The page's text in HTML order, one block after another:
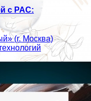
с РАС:
(г. Москва)